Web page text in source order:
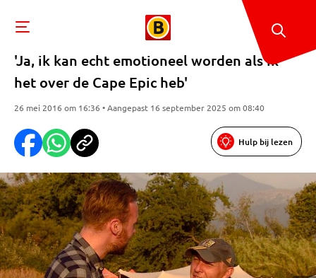
'Ja, ik kan echt emotioneel worden als ik
het over de Cape Epic heb'
26 mei 2016 om 16:36 • Aangepast 16 september 2025 om 08:40
Hulp bij lezen